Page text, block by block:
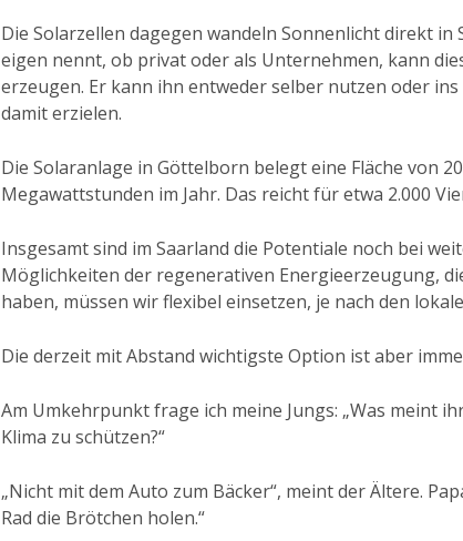
Die Solarzellen dagegen wandeln Sonnenlicht direkt in
eigen nennt, ob privat oder als Unternehmen, kann
erzeugen. Er kann ihn entweder selber nutzen oder
damit erzielen.
Die Solaranlage in Göttelborn belegt eine Fläche von
Megawattstunden im Jahr. Das reicht für etwa 2.000
Insgesamt sind im Saarland die Potentiale noch bei
Möglichkeiten der regenerativen Energieerzeugung,
haben, müssen wir flexibel einsetzen, je nach den
Die derzeit mit Abstand wichtigste Option ist aber
Am Umkehrpunkt frage ich meine Jungs: „Was meint
Klima zu schützen?“
„Nicht mit dem Auto zum Bäcker“, meint der Ältere.
Rad die Brötchen holen.“